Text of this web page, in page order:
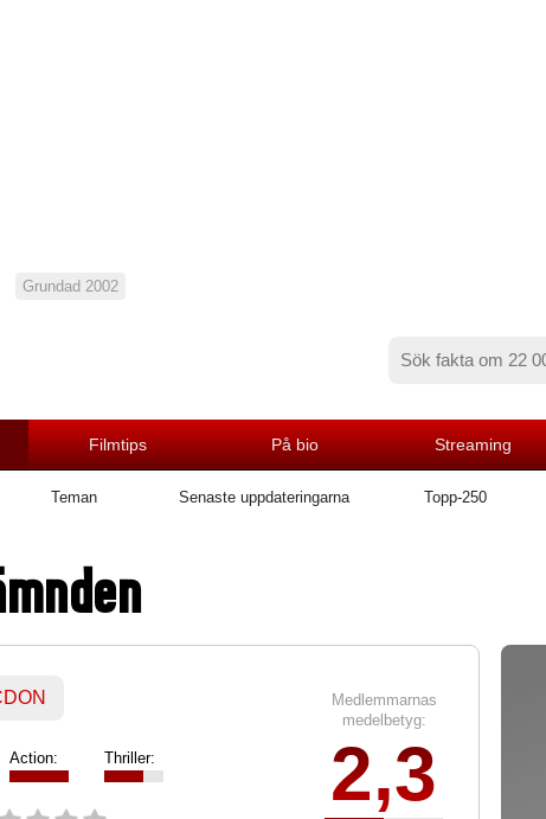
Grundad 2002
Filmtips På bio Streaming
Teman Senaste uppdateringarna Topp-250
Action: Thriller:
Medlemmarnas
medelbetyg:
2,3